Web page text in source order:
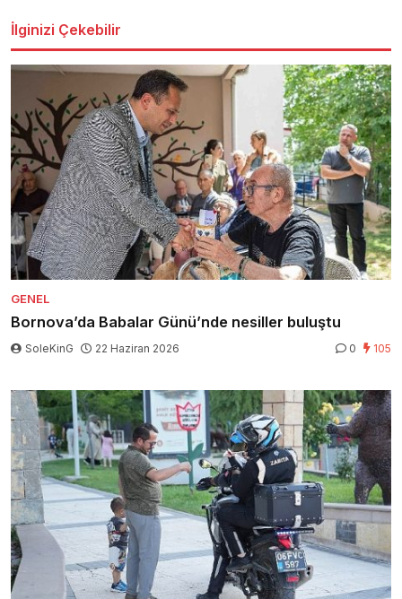
İlginizi Çekebilir
GENEL
Bornova’da Babalar Günü’nde nesiller buluştu
SoleKinG 22 Haziran 2026 0 105